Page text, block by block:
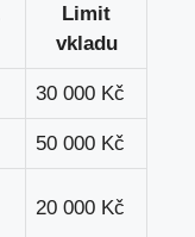
Limit
vkladu
30 000 Kč
50 000 Kč
20 000 Kč